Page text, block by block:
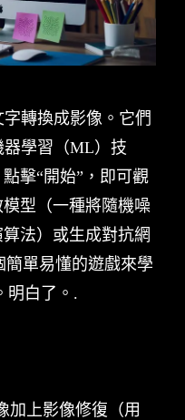
轉換成影像。它們
學習（ML）技
擊“開始”，即可觀
型（一種將隨機噪
法）或生成對抗網
單易懂的遊戲來學
明白了。.
加上影像修復（用